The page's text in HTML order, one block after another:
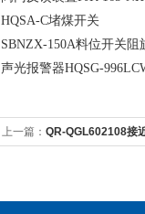
HQSA-C堵煤开关
SBNZX-150A料位开关阻
声光报警器HQSG-
上一篇： QR-QGL602108接